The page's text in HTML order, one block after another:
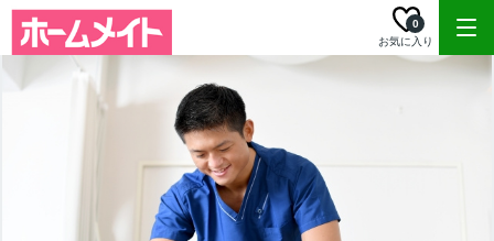
お気に入り
0